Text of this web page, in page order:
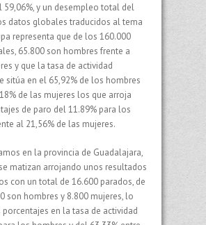
59,06%, y un desempleo total del
datos globales traducidos al tema
representa que de los 160.000
65.800 son hombres frente a
y que la tasa de actividad
sitúa en el 65,92% de los hombres
de las mujeres los que arroja
de paro del 11.89% para los
al 21,56% de las mujeres.
en la provincia de Guadalajara,
matizan arrojando unos resultados
con un total de 16.600 parados, de
son hombres y 8.800 mujeres, lo
porcentajes en la tasa de actividad